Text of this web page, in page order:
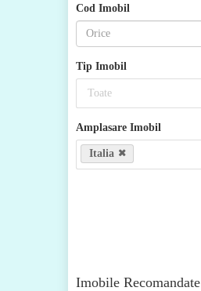
Cod Imobil
Tip Imobil
Toate
Amplasare Imobil
Italia
Imobile Recomandate